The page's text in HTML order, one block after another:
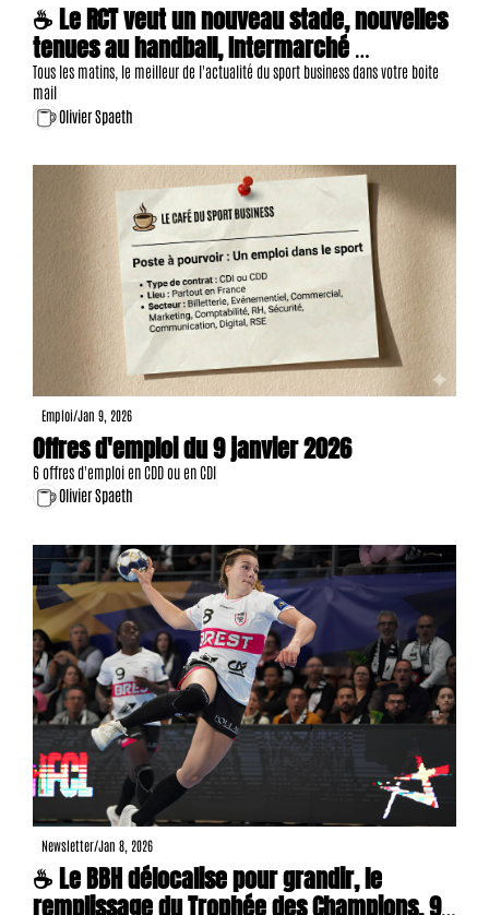
☕ Le RCT veut un nouveau stade, nouvelles
tenues au handball, Intermarché
romantique avec le foot, 6 offres d'emploi,
etc.
Tous les matins, le meilleur de l'actualité du sport business dans votre boite
mail
Olivier Spaeth
Emploi/Jan 9, 2026
Offres d'emploi du 9 janvier 2026
6 offres d'emploi en CDD ou en CDI
Olivier Spaeth
Newsletter/Jan 8, 2026
☕ Le BBH délocalise pour grandir, le
remplissage du Trophée des Champions, 9